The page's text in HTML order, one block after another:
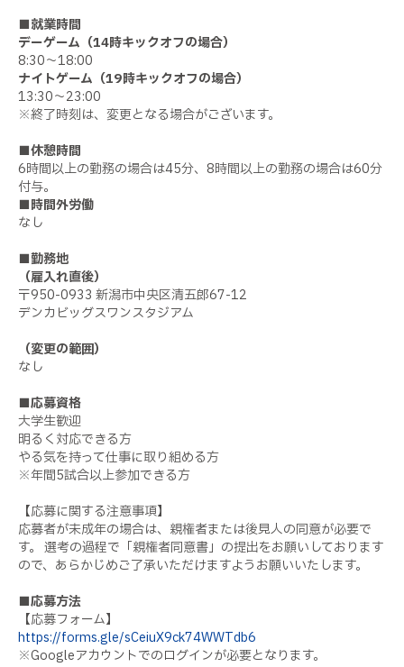
■就業時間
デーゲーム（14時キックオフの場合）
8:30～18:00
ナイトゲーム（19時キックオフの場合）
13:30～23:00
※終了時刻は、変更となる場合がございます。
■休憩時間
6時間以上の勤務の場合は45分、8時間以上の勤務の場合は60分
付与。
■時間外労働
なし
■勤務地
（雇入れ直後）
〒950-0933 新潟市中央区清五郎67-12
デンカビッグスワンスタジアム
（変更の範囲）
なし
■応募資格
大学生歓迎
明るく対応できる方
やる気を持って仕事に取り組める方
※年間5試合以上参加できる方
【応募に関する注意事項】
応募者が未成年の場合は、親権者または後見人の同意が必要で
す。 選考の過程で「親権者同意書」の提出をお願いしております
ので、あらかじめご了承いただけますようお願いいたします。
■応募方法
【応募フォーム】
https://forms.gle/sCeiuX9ck74WWTdb6
※Googleアカウントでのログインが必要となります。